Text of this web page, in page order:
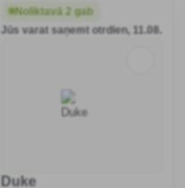
Noliktavā 2 gab
Jūs varat saņemt otrdien, 11.08.
Duke